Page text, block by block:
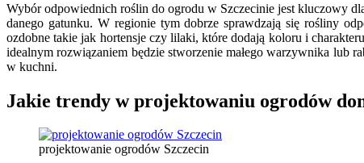
Wybór odpowiednich roślin do ogrodu w Szczecinie jest kluczowy
danego gatunku. W regionie tym dobrze sprawdzają się rośliny
ozdobne takie jak hortensje czy lilaki, które dodają koloru i
idealnym rozwiązaniem będzie stworzenie małego warzywnika lub
w kuchni.
Jakie trendy w projektowaniu ogrodów
projektowanie ogrodów Szczecin